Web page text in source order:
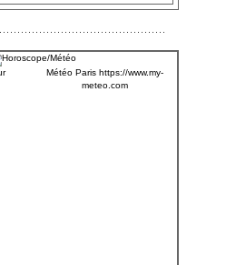
Météo Paris https://www.my-
meteo.com